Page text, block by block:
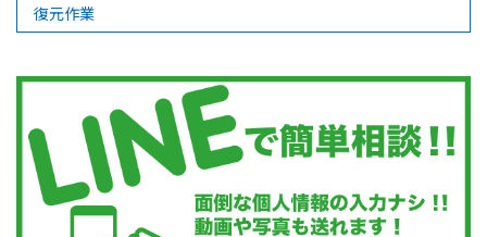
復元作業